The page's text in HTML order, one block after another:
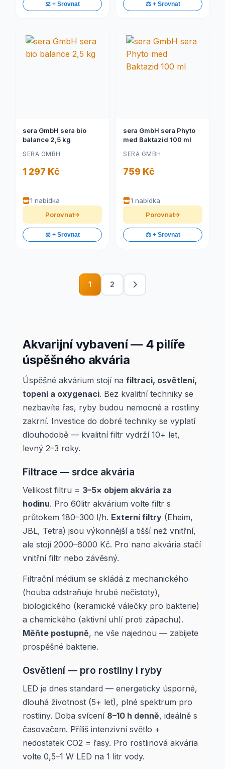
⚖️ + Srovnat ⚖️ + Srovnat
sera GmbH sera bio
balance 2,5 kg
SERA GMBH
1 297 Kč
1 nabídka
Porovnat
⚖️ + Srovnat
sera GmbH sera Phyto
med Baktazid 100 ml
SERA GMBH
759 Kč
1 nabídka
Porovnat
⚖️ + Srovnat
1 2
Akvarijní vybavení — 4 pilíře
úspěšného akvária
Úspěšné akvárium stojí na filtraci, osvětlení,
topení a oxygenaci. Bez kvalitní techniky se
nezbavíte řas, ryby budou nemocné a rostliny
zakrní. Investice do dobré techniky se vyplatí
dlouhodobě — kvalitní filtr vydrží 10+ let,
levný 2–3 roky.
Filtrace — srdce akvária
Velikost filtru = 3–5× objem akvária za
hodinu. Pro 60litr akvárium volte filtr s
průtokem 180–300 l/h. Externí filtry (Eheim,
JBL, Tetra) jsou výkonnější a tišší než vnitřní,
ale stojí 2000–6000 Kč. Pro nano akvária stačí
vnitřní filtr nebo závěsný.
Filtrační médium se skládá z mechanického
(houba odstraňuje hrubé nečistoty),
biologického (keramické válečky pro bakterie)
a chemického (aktivní uhlí proti zápachu).
Měňte postupně, ne vše najednou — zabijete
prospěšné bakterie.
Osvětlení — pro rostliny i ryby
LED je dnes standard — energeticky úsporné,
dlouhá životnost (5+ let), plné spektrum pro
rostliny. Doba svícení 8–10 h denně, ideálně s
časovačem. Příliš intenzivní světlo +
nedostatek CO2 = řasy. Pro rostlinová akvária
volte 0,5–1 W LED na 1 litr vody.